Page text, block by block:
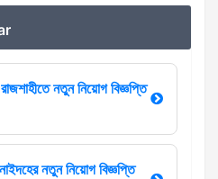
রাজশাহীতে নতুন নিয়োগ বিজ্ঞপ্তি
নতুন নিয়োগ বিজ্ঞপ্তি